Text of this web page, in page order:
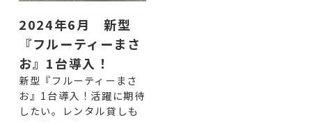
2024年6月 新型
『フルーティーまさ
お』1台導入！
新型『フルーティーまさ
お』1台導入！活躍に期待
したい。レンタル貸しも